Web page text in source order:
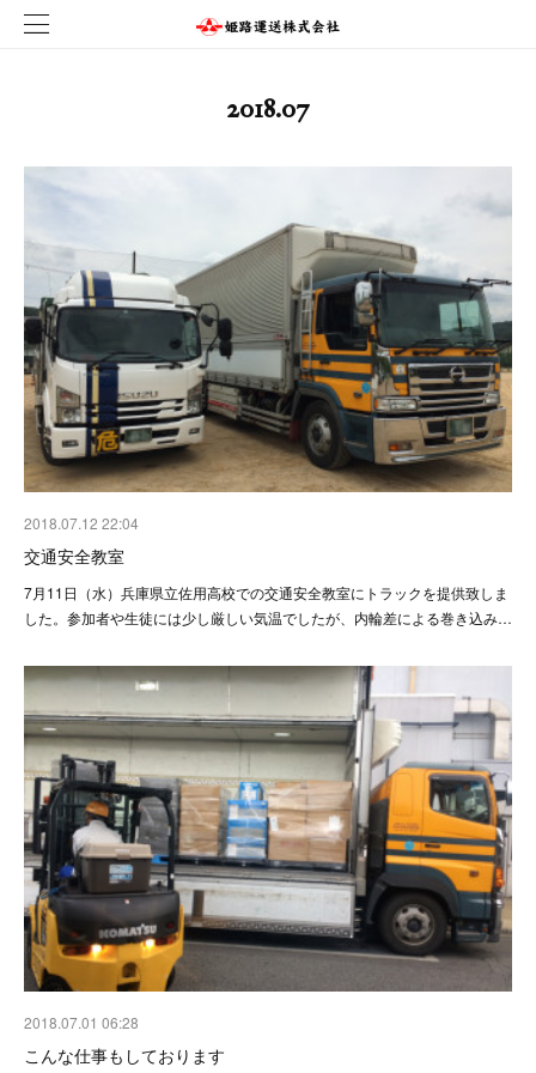
2018.07
2018.07.12 22:04
交通安全教室
7月11日（水）兵庫県立佐用高校での交通安全教室にトラックを提供致しま
した。参加者や生徒には少し厳しい気温でしたが、内輪差による巻き込み…
2018.07.01 06:28
こんな仕事もしております